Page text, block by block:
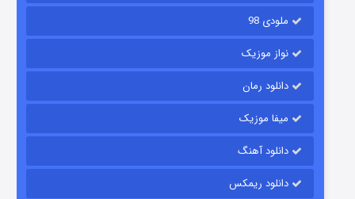
قسمت
ملودی 98
نواز موزیک
دانلود رمان
میفا موزیک
دانلود آهنگ
دانلود ریمکس